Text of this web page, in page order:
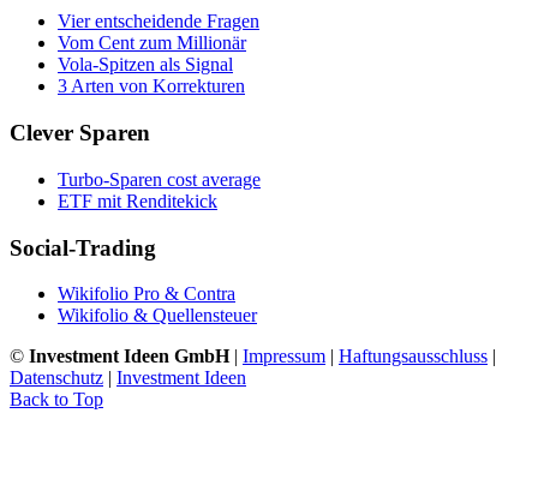
Vier entscheidende Fragen
Vom Cent zum Millionär
Vola-Spitzen als Signal
3 Arten von Korrekturen
Clever Sparen
Turbo-Sparen cost average
ETF mit Renditekick
Social-Trading
Wikifolio Pro & Contra
Wikifolio & Quellensteuer
© Investment Ideen GmbH| Impressum | Haftungsausschluss |
Datenschutz | Investment Ideen
Back to Top